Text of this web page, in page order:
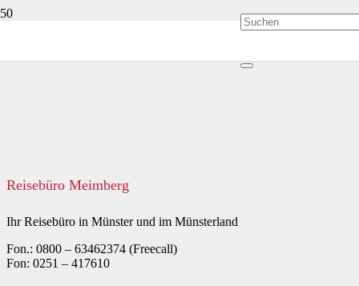
Reisebüro Meimberg
Ihr Reisebüro in Münster und im Münsterland
Fon.: 0800 – 63462374 (Freecall)
Fon: 0251 – 417610